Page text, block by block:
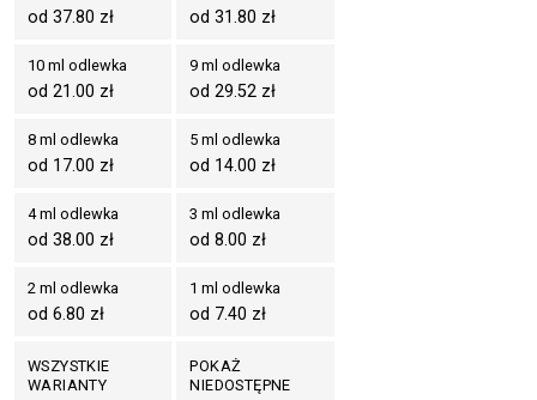
od 37.80 zł od 31.80 zł
10 ml odlewka
od 21.00 zł
9 ml odlewka
od 29.52 zł
8 ml odlewka
od 17.00 zł
5 ml odlewka
od 14.00 zł
4 ml odlewka
od 38.00 zł
3 ml odlewka
od 8.00 zł
2 ml odlewka
od 6.80 zł
1 ml odlewka
od 7.40 zł
WSZYSTKIE
WARIANTY
POKAŻ
NIEDOSTĘPNE